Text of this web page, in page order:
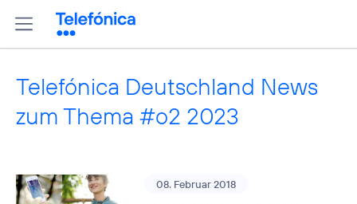
Telefónica Deutschland News
zum Thema #o2 2023
08. Februar 2018